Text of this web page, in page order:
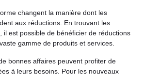
changent la manière dont les
aux réductions. En trouvant les
il est possible de bénéficier de réductions
gamme de produits et services.
bonnes affaires peuvent profiter de
à leurs besoins. Pour les nouveaux